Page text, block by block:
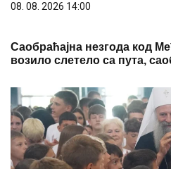
08. 08. 2026 14:00
Саобраћајна незгода код
возило слетело са пута,